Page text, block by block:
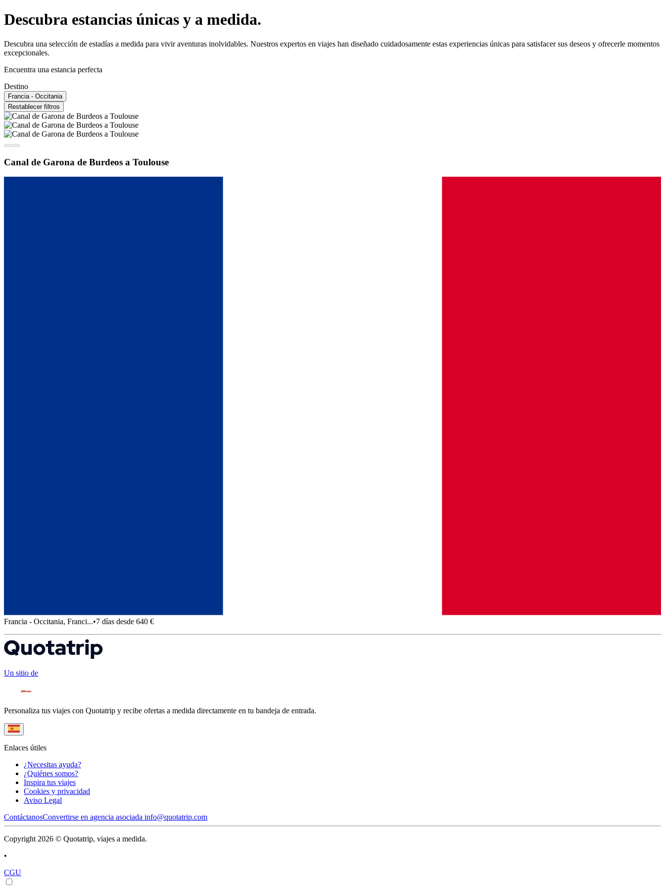
Descubra estancias únicas y a medida.
Descubra una selección de estadías a medida para vivir aventuras inolvidables. Nuestros expertos en viajes han diseñado cuidadosamente estas experiencias únicas para satisfacer sus deseos y ofrecerle momentos
excepcionales.
Encuentra una estancia perfecta
Destino
Francia - Occitania
Restablecer filtros
Canal de Garona de Burdeos a Toulouse
Francia - Occitania, Franci...•7 días desde 640 €
Un sitio de
Personaliza tus viajes con Quotatrip y recibe ofertas a medida directamente en tu bandeja de entrada.
Enlaces útiles
¿Necesitas ayuda?
¿Quiénes somos?
Inspira tus viajes
Cookies y privacidad
Aviso Legal
ContáctanosConvertirse en agencia asociada info@quotatrip.com
Copyright 2026 © Quotatrip, viajes a medida.
•
CGU